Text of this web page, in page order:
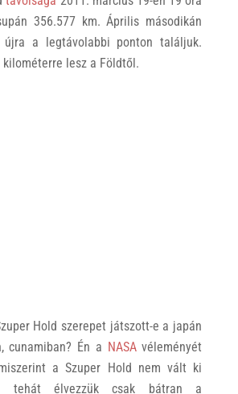
356.577 km. Április másodikán
újra a legtávolabbi ponton találjuk.
kilométerre lesz a Földtől.
Hold szerepet játszott-e a japán
cunamiban? Én a NASAvéleményét
a Szuper Hold nem vált ki
tehát élvezzük csak bátran a